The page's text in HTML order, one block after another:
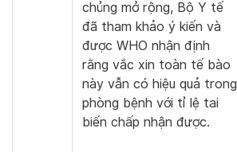
chủng mở rộng, Bộ Y tế
đã tham khảo ý kiến và
được WHO nhận định
rằng vắc xin toàn tế bào
này vẫn có hiệu quả trong
phòng bệnh với tỉ lệ tai
biến chấp nhận được.